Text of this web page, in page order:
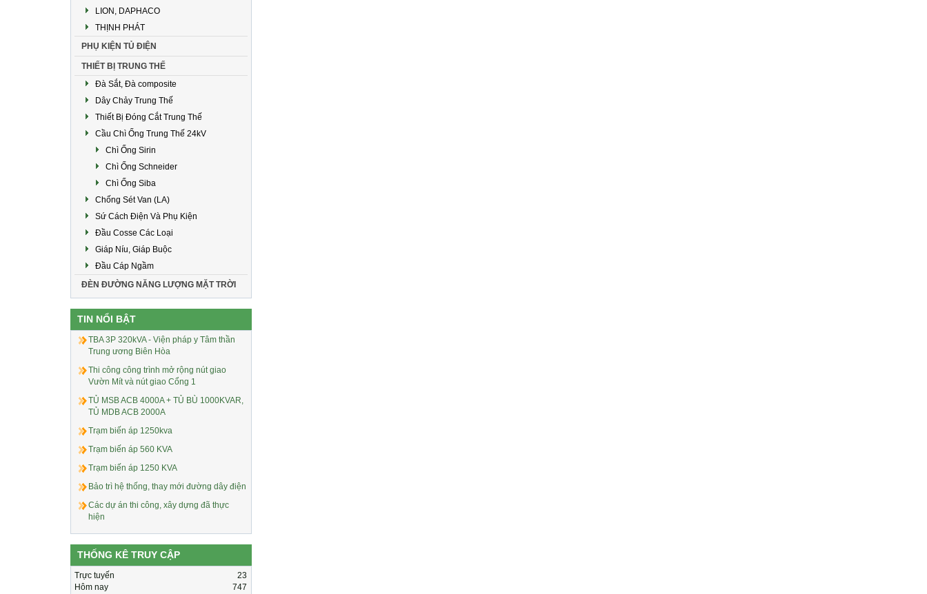
LION, DAPHACO
THỊNH PHÁT
PHỤ KIỆN TỦ ĐIỆN
THIẾT BỊ TRUNG THẾ
Đà Sắt, Đà composite
Dây Chảy Trung Thế
Thiết Bị Đóng Cắt Trung Thế
Cầu Chì Ống Trung Thế 24kV
Chì Ống Sirin
Chì Ống Schneider
Chì Ống Siba
Chống Sét Van (LA)
Sứ Cách Điện Và Phụ Kiện
Đầu Cosse Các Loại
Giáp Níu, Giáp Buộc
Đầu Cáp Ngầm
ĐÈN ĐƯỜNG NĂNG LƯỢNG MẶT TRỜI
TIN NỔI BẬT
TBA 3P 320kVA - Viện pháp y Tâm thần
Trung ương Biên Hòa
Thi công công trình mở rộng nút giao
Vườn Mít và nút giao Cổng 1
TỦ MSB ACB 4000A + TỦ BÙ 1000KVAR,
TỦ MDB ACB 2000A
Trạm biến áp 1250kva
Trạm biến áp 560 KVA
Trạm biến áp 1250 KVA
Bảo trì hệ thống, thay mới đường dây điện
Các dự án thi công, xây dựng đã thực
hiện
THỐNG KÊ TRUY CẬP
Trực tuyến
23
Hôm nay
747